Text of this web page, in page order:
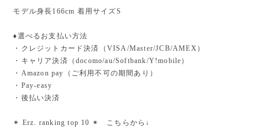
モデル身長166cm 着用サイズS
♦︎選べるお支払い方法
・クレジットカード決済（VISA/Master/JCB/AMEX）
・キャリア決済（docomo/au/Softbank/Y!mobile）
・Amazon pay（ご利用不可の期間あり）
・Pay-easy
・後払い決済
✴︎ Erz. ranking top 10 ✴︎ こちらから↓